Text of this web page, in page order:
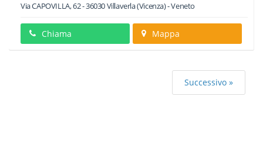
Via CAPOVILLA, 62-36030Villaverla(Vicenza) -Veneto
Chiama Mappa
Successivo »